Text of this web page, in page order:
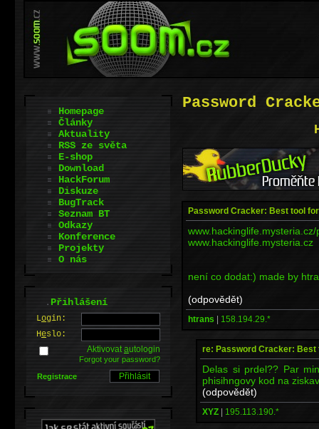
Password
Password Cracker: Best tool
www.hackinglife.mysteria.cz/
www.hackinglife.mysteria.cz
není co dodat:) made by
(odpovědět)
htrans | 158.194.29.*
re: Password Cracker: Best
Delas si prdel?? Par
phisihngovy kod na
(odpovědět)
XYZ | 195.113.190.*
Homepage
Články
Aktuality
RSS ze světa
E-shop
Download
HackForum
Diskuze
BugTrack
Seznam BT
Odkazy
Konference
Projekty
O nás
.Přihlášení
Login:
Heslo:
Aktivovatautologin
Forgot your password?
Registrace